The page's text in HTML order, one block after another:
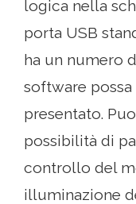
logica nella
porta USB
ha un numero
software
presentato.
possibilità di
controllo del
illuminazione